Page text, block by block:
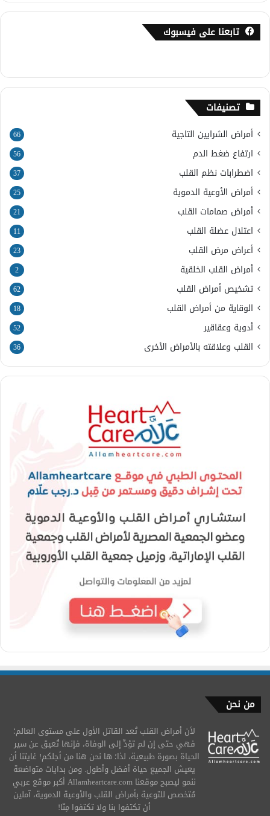
تابعنا على فيسبوك
تصنيفات
أمراض الشرايين التاجية 66
ارتفاع ضغط الدم 56
اضطرابات نظم القلب 37
أمراض الأوعية الدموية 25
أمراض صمامات القلب 21
اعتلال عضلة القلب 11
أعراض مرض القلب 23
أمراض القلب الخلقية 2
تشخيص أمراض القلب 62
الوقاية من أمراض القلب 18
أدوية وعقاقير 52
القلب وعلاقته بالأمراض الأخرى 36
من نحن
لأن أمراض القلب تُعد القاتل الأول على مستوى العالم؛
فهي حتى إن لم تؤدِّ إلى الوفاة، فإنها تُعيق عن سير
الحياة بصورة طبيعية، لذا؛ ها نحن هنا من أجلكم! غايتنا أن
يعيش الجميع حياة أفضل وأطول. ومن بدايات متواضعة
ننمو ليصبح موقعنا Allamheartcare.com أكبر موقع عربي
مُتخصص للتوعية بأمراض القلب والأوعية الدموية، آملين
أن تكتفوا بنا ولا تكتفوا مِنّا!